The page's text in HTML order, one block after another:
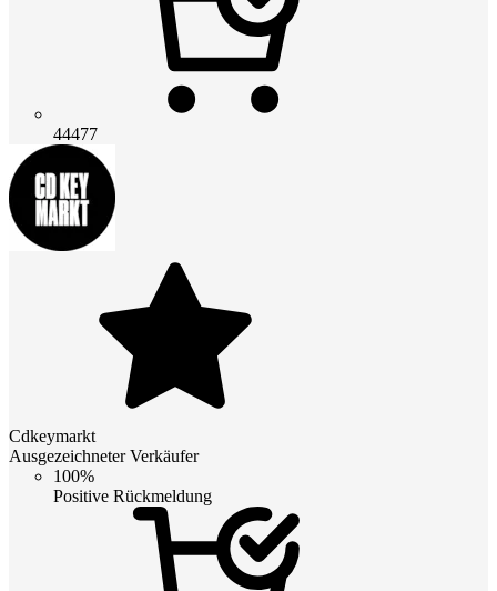
44477
Cdkeymarkt
Ausgezeichneter Verkäufer
100%
Positive Rückmeldung